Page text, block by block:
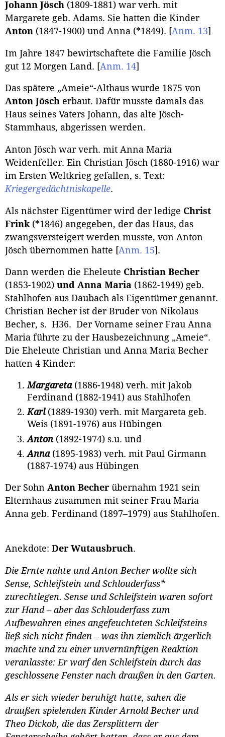
Johann Jösch (1809-1881) war verh. mit
Margarete geb. Adams. Sie hatten die Kinder
Anton (1847-1900) und Anna (*1849). [Anm. 13]
Im Jahre 1847 bewirtschaftete die Familie Jösch
gut 12 Morgen Land. [Anm. 14]
Das spätere „Ameie“-Althaus wurde 1875 von
Anton Jösch erbaut. Dafür musste damals das
Haus seines Vaters Johann, das alte Jösch-
Stammhaus, abgerissen werden.
Anton Jösch war verh. mit Anna Maria
Weidenfeller. Ein Christian Jösch (1880-1916) war
im Ersten Weltkrieg gefallen, s. Text:
Kriegergedächtniskapelle.
Als nächster Eigentümer wird der ledige Christ
Frink (*1846) angegeben, der das Haus, das
zwangsversteigert werden musste, von Anton
Jösch übernommen hatte [Anm. 15] .
Dann werden die Eheleute Christian Becher
(1853-1902) und Anna Maria (1862-1949) geb.
Stahlhofen aus Daubach als Eigentümer genannt.
Christian Becher ist der Bruder von Nikolaus
Becher, s. H36. Der Vorname seiner Frau Anna
Maria führte zu der Hausbezeichnung „Ameie“.
Die Eheleute Christian und Anna Maria Becher
hatten 4 Kinder:
Margareta(1886-1948) verh. mit Jakob
Ferdinand (1882-1941) aus Stahlhofen
Karl (1889-1930) verh. mit Margareta geb.
Weis (1891-1976) aus Hübingen
Anton(1892-1974) s.u. und
Anna(1895-1983) verh. mit Paul Girmann
(1887-1974) aus Hübingen
Der Sohn Anton Becher übernahm 1921 sein
Elternhaus zusammen mit seiner Frau Maria
Anna geb. Ferdinand (1897–1979) aus Stahlhofen.
Anekdote: Der Wutausbruch.
Die Ernte nahte und Anton Becher wollte sich
Sense, Schleifstein und Schlouderfass*
zurechtlegen. Sense und Schleifstein waren sofort
zur Hand – aber das Schlouderfass zum
Aufbewahren eines angefeuchteten Schleifsteins
ließ sich nicht finden – was ihn ziemlich ärgerlich
machte und zu einer unvernünftigen Reaktion
veranlasste: Er warf den Schleifstein durch das
geschlossene Fenster nach draußen in den Garten.
Als er sich wieder beruhigt hatte, sahen die
draußen spielenden Kinder Arnold Becher und
Theo Dickob, die das Zersplittern der